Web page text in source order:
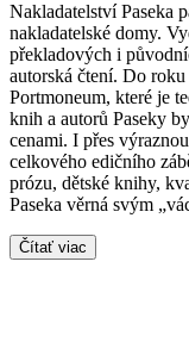
Nakladatelství Paseka
nakladatelské domy.
překladových i
autorská čtení. Do
Portmoneum, které je
knih a autorů Paseky
cenami. I přes
celkového edičního
prózu, dětské knihy,
Paseka věrná svým
Čítať viac